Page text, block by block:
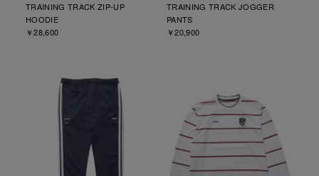
TRAINING TRACK ZIP-UP
HOODIE
￥28,600
TRAINING TRACK JOGGER
PANTS
￥20,900